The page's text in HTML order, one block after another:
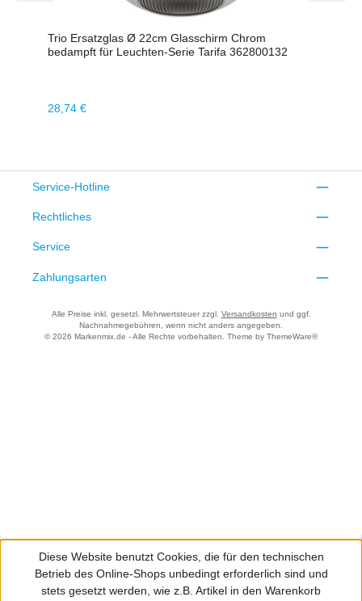
Trio Ersatzglas Ø 22cm Glasschirm Chrom
bedampft für Leuchten-Serie Tarifa 362800132
Regulärer Preis:
28,74 €
Service-Hotline
Rechtliches
Service
Zahlungsarten
Alle Preise inkl. gesetzl. Mehrwertsteuer zzgl. Versandkosten und ggf.
Nachnahmegebühren, wenn nicht anders angegeben.
© 2026 Markenmix.de - Alle Rechte vorbehalten. Theme by ThemeWare®
Diese Website benutzt Cookies, die für den technischen
Betrieb des Online-Shops unbedingt erforderlich sind und
stets gesetzt werden, wie z.B. Artikel in den Warenkorb